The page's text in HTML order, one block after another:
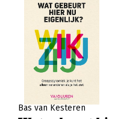
Bas van Kesteren